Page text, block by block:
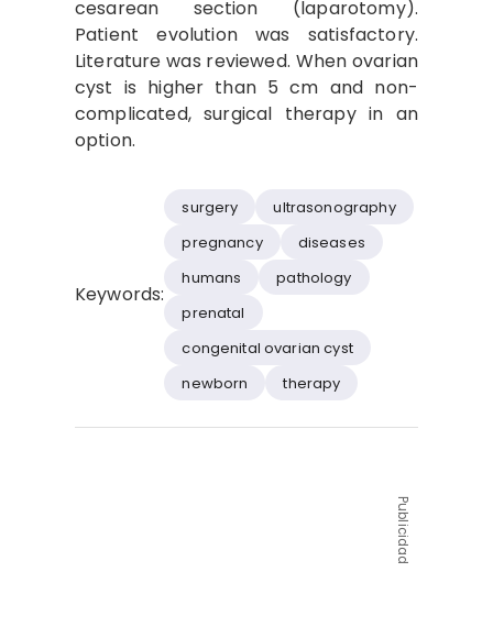
cesarean section (laparotomy).
Patient evolution was satisfactory.
Literature was reviewed. When ovarian
cyst is higher than 5 cm and non-
complicated, surgical therapy in an
option.
Keywords:
surgery
ultrasonography
pregnancy
diseases
humans
pathology
prenatal
congenital ovarian cyst
newborn
therapy
Publicidad